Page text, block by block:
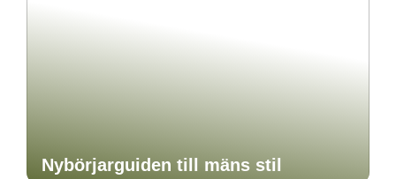
Nybörjarguiden till mäns stil